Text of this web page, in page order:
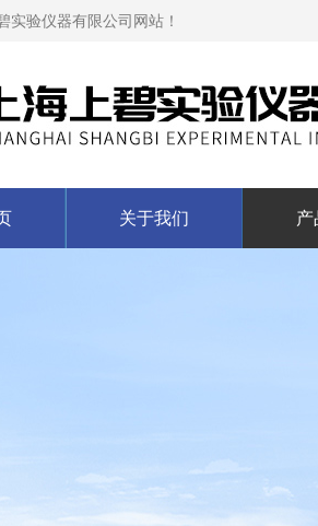
实验仪器有限公司网站！
关于我们 产